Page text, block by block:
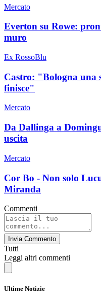
Mercato
Everton su Rowe:
muro
Ex RossoBlu
Castro: "Bologna una
finisce"
Mercato
Da Dallinga a
uscita
Mercato
Cor Bo - Non solo
Miranda
Commenti
Invia Commento
Tutti
Leggi altri commenti
Ultime Notizie